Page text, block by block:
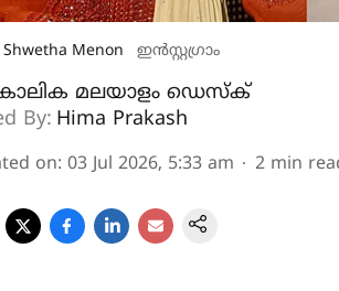
Shwetha Menon ഇൻസ്റ്റ​ഗ്രാം
മലയാളം ഡെസ്ക്
By: Hima Prakash
on: 03 Jul 2026, 5:33 am 2 min